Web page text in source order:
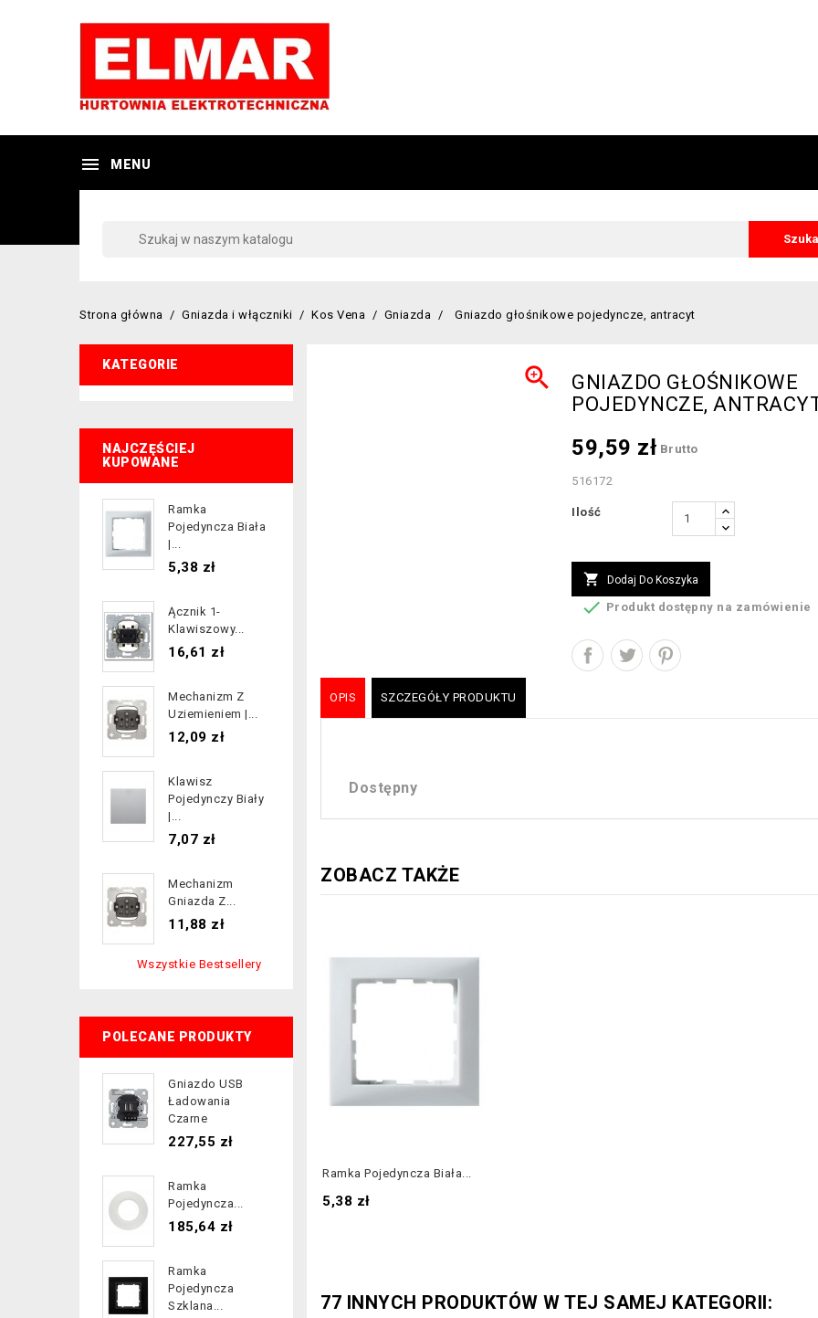
 MENU
Strona główna Gniazda i włączniki Kos Vena Gniazda Gniazdo głośnikowe pojedyncze, antracyt
KATEGORIE
NAJCZĘŚCIEJ
KUPOWANE
Ramka
Pojedyncza Biała
|...
Cena
5,38 zł
Ącznik 1-
Klawiszowy...
Cena
16,61 zł
Mechanizm Z
Uziemieniem |...
Cena
12,09 zł
Klawisz
Pojedynczy Biały
|...
Cena
7,07 zł
Mechanizm
Gniazda Z...
Cena
11,88 zł
Wszystkie Bestsellery
POLECANE PRODUKTY
Gniazdo USB
Ładowania
Czarne
Cena
227,55 zł
Ramka
Pojedyncza...
Cena
185,64 zł
Ramka
Pojedyncza
Szklana...

GNIAZDO GŁOŚNIKOWE
POJEDYNCZE,
59,59 zł Brutto
516172
Ilość
 Dodaj Do Koszyka
 Produkt dostępny na zamówienie
OPIS SZCZEGÓŁY PRODUKTU
Dostępny
ZOBACZ TAKŻE
Ramka Pojedyncza Biała...
Cena
5,38 zł
77 INNYCH PRODUKTÓW W TEJ SAMEJ KATEGORII: